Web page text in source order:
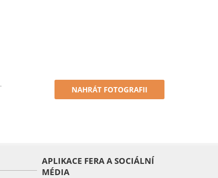
NAHRÁT FOTOGRAFII
APLIKACE FERA A SOCIÁLNÍ
MÉDIA